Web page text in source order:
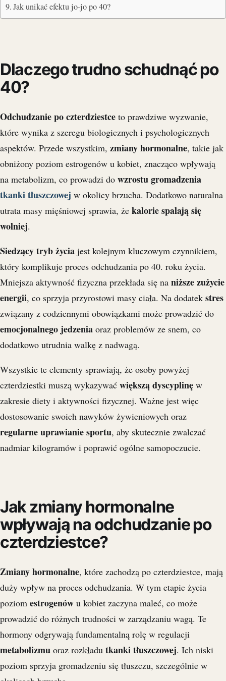
Jak unikać efektu jo-jo po 40?
Dlaczego trudno schudnąć po
40?
Odchudzanie po czterdziestce to prawdziwe wyzwanie,
które wynika z szeregu biologicznych i psychologicznych
aspektów. Przede wszystkim, zmiany hormonalne, takie jak
obniżony poziom estrogenów u kobiet, znacząco wpływają
na metabolizm, co prowadzi do wzrostu gromadzenia
tkanki tłuszczowej w okolicy brzucha. Dodatkowo naturalna
utrata masy mięśniowej sprawia, że kalorie spalają się
wolniej.
Siedzący tryb życia jest kolejnym kluczowym czynnikiem,
który komplikuje proces odchudzania po 40. roku życia.
Mniejsza aktywność fizyczna przekłada się na niższe zużycie
energii, co sprzyja przyrostowi masy ciała. Na dodatek stres
związany z codziennymi obowiązkami może prowadzić do
emocjonalnego jedzenia oraz problemów ze snem, co
dodatkowo utrudnia walkę z nadwagą.
Wszystkie te elementy sprawiają, że osoby powyżej
czterdziestki muszą wykazywać większą dyscyplinę w
zakresie diety i aktywności fizycznej. Ważne jest więc
dostosowanie swoich nawyków żywieniowych oraz
regularne uprawianie sportu, aby skutecznie zwalczać
nadmiar kilogramów i poprawić ogólne samopoczucie.
Jak zmiany hormonalne
wpływają na odchudzanie po
czterdziestce?
Zmiany hormonalne, które zachodzą po czterdziestce, mają
duży wpływ na proces odchudzania. W tym etapie życia
poziom estrogenów u kobiet zaczyna maleć, co może
prowadzić do różnych trudności w zarządzaniu wagą. Te
hormony odgrywają fundamentalną rolę w regulacji
metabolizmu oraz rozkładu tkanki tłuszczowej. Ich niski
poziom sprzyja gromadzeniu się tłuszczu, szczególnie w